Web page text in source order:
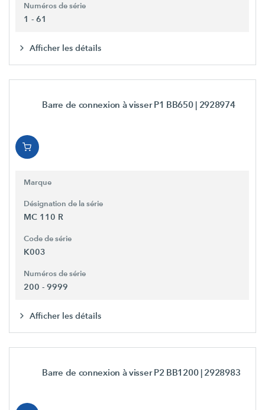
Numéros de série
1 - 61
Afficher les détails
Barre de connexion à visser P1 BB650 | 2928974
Marque
Désignation de la série
MC 110 R
Code de série
K003
Numéros de série
200 - 9999
Afficher les détails
Barre de connexion à visser P2 BB1200 | 2928983